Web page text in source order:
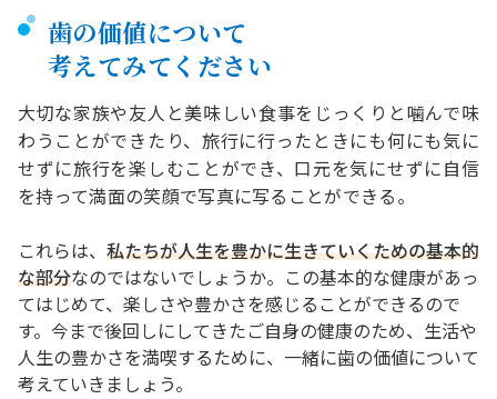
歯の価値について
考えてみてください
大切な家族や友人と美味しい食事をじっくりと噛んで味
わうことができたり、旅行に行ったときにも何にも気に
せずに旅行を楽しむことができ、口元を気にせずに自信
を持って満面の笑顔で写真に写ることができる。
これらは、 私たちが人生を豊かに生きていくための基本的
な部分なのではないでしょうか。この基本的な健康があっ
てはじめて、楽しさや豊かさを感じることができるので
す。今まで後回しにしてきたご自身の健康のため、生活や
人生の豊かさを満喫するために、一緒に歯の価値について
考えていきましょう。